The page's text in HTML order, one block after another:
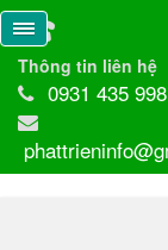
Thông tin liên hệ
0931 435 998